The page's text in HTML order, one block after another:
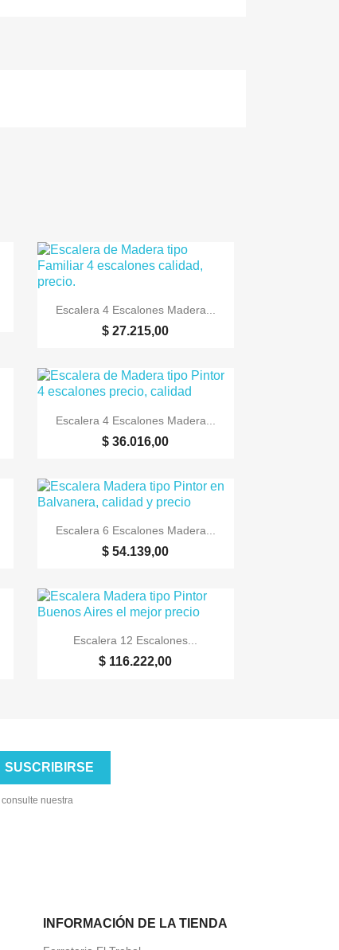
 Vista rápida
Escalera 4 Escalones Madera...
$ 27.215,00
 Vista rápida
Escalera 4 Escalones Madera...
$ 36.016,00
 Vista rápida
Escalera 6 Escalones Madera...
$ 54.139,00
 Vista rápida
Escalera 12 Escalones...
$ 116.222,00
nuestra
INFORMACIÓN DE LA TIENDA